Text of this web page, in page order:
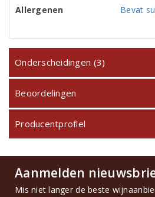
Allergenen
Bevat
Onderscheidingen (3)
Beoordelingen
Producentprofiel
Aanmelden
Mis niet langer de beste